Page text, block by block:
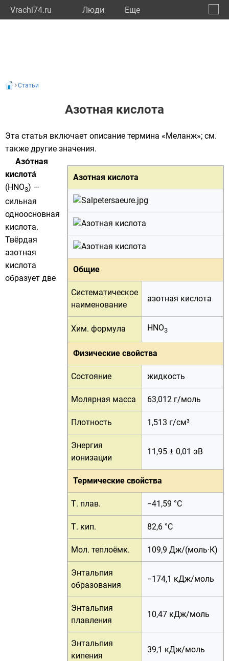
Vrachi74.ru Люди Eще
Статьи
Азотная кислота
Эта статья включает описание термина «Меланж»; см.
также другие значения.
Азотная кислота
Общие
Систематическое
наименование
азотная кислота
Хим. формула HNO3
Физические свойства
Состояние жидкость
Молярная масса 63,012 г/моль
Плотность 1,513 г/см³
Энергия
ионизации
11,95 ± 0,01 эВ
Термические свойства
Т. плав. −41,59 °C
Т. кип. 82,6 °C
Мол. теплоёмк. 109,9 Дж/(моль·К)
Энтальпия
образования
−174,1 кДж/моль
Энтальпия
плавления
10,47 кДж/моль
Энтальпия
кипения
39,1 кДж/моль
Азо́тная
кислота́
(HNO3) —
сильная
одноосновная
кислота.
Твёрдая
азотная
кислота
образует две